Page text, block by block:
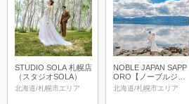
STUDIO SOLA 札幌店
（スタジオSOLA）
北海道/札幌市エリア
NOBLE JAPAN SAPP
ORO【ノーブルジャ
パン札幌】
北海道/札幌市エリア